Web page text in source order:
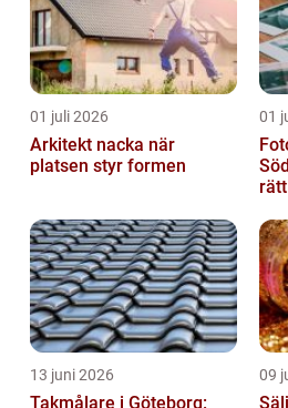
01 juli 2026
Arkitekt nacka när
platsen styr formen
01
13 juni 2026
Takmålare i Göteborg:
09
Sälja